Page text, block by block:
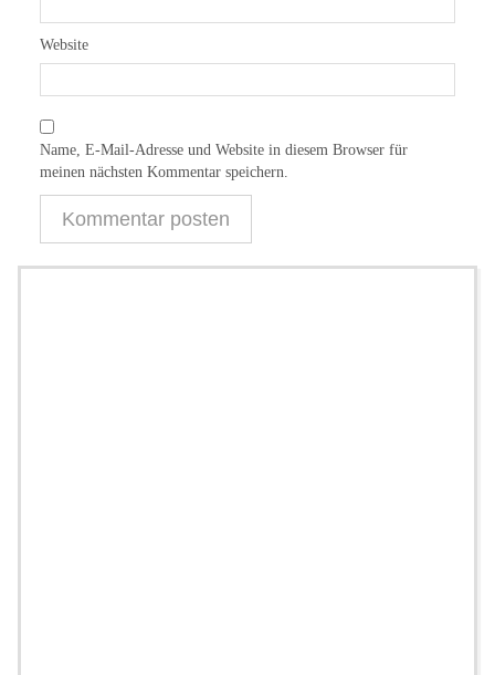
Website
Name, E-Mail-Adresse und Website in diesem Browser für
meinen nächsten Kommentar speichern.